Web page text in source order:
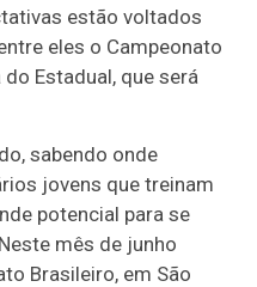
estão voltados
eles o Campeonato
Estadual, que será
sabendo onde
jovens que treinam
potencial para se
mês de junho
Brasileiro, em São